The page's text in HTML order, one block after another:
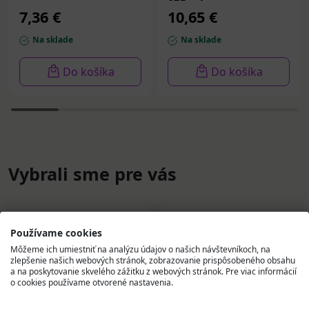
7,36 €
Na sklade
Do košíka
125 ml
10,65 €
Na sklade
Do košíka
Vybrali sme pre vás
Používame cookies
Môžeme ich umiestniť na analýzu údajov o našich návštevníkoch, na
zlepšenie našich webových stránok, zobrazovanie prispôsobeného obsahu
a na poskytovanie skvelého zážitku z webových stránok. Pre viac informácií
o cookies používame otvorené nastavenia.